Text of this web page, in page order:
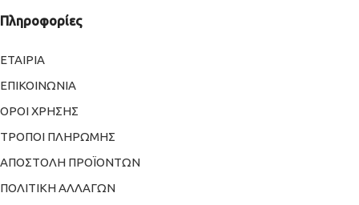
Πληροφορίες
ΕΤΑΙΡΙΑ
ΕΠΙΚΟΙΝΩΝΙΑ
ΟΡΟΙ ΧΡΗΣΗΣ
ΤΡΟΠΟΙ ΠΛΗΡΩΜΗΣ
ΑΠΟΣΤΟΛΗ ΠΡΟΪΟΝΤΩΝ
ΠΟΛΙΤΙΚΗ ΑΛΛΑΓΩΝ